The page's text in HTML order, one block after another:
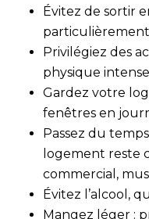
Évitez de sortir
Privilégiez des
physique intense
Gardez votre
fenêtres en
Passez du
logement reste
commercial,
Évitez l’alcool,
Mangez léger :